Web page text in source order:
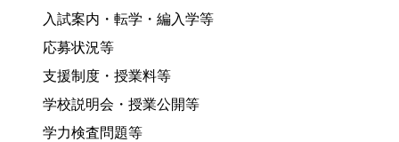
入試案内・転学・編入学等
応募状況等
支援制度・授業料等
学校説明会・授業公開等
学力検査問題等